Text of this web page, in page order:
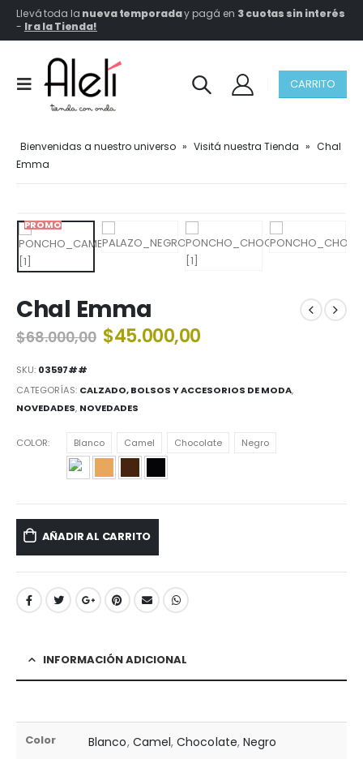
Llevá toda la nueva temporaday pagá en 3 cuotas sin interés
- Ir a la Tienda!
CARRITO
Bienvenidas a nuestro universo » Visitá nuestra Tienda » Chal
Emma
PROMO
Chal Emma
$68.000,00 El
era:
$68.000,00.
$45.000,00El
es:
SKU: 03597##
CATEGORÍAS: CALZADO, BOLSOS Y ACCESORIOS DE MODA,
NOVEDADES, NOVEDADES
COLOR Blanco Camel Chocolate Negro
AÑADIR AL CARRITO
INFORMACIÓN ADICIONAL
Color Blanco, Camel,Chocolate, Negro